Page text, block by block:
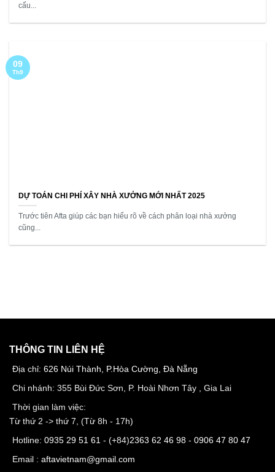
cấu...
DỰ TOÁN CHI PHÍ XÂY NHÀ XƯỞNG MỚI NHẤT 2025
Trước tiên Afta giúp các bạn hiểu rõ về cách phân loại nhà xưởng
cũng...
09
Th9
THÔNG TIN LIÊN HỆ
Địa chỉ: 626 Núi Thành, P.Hòa Cường, Đà Nẵng
Chi nhánh: 355 Bùi Đức Sơn, P. Hoài Nhơn Tây , Gia Lai
Thời gian làm việc:
Từ thứ 2 -> thứ 7, (Từ 8h - 17h)
Hotline: 0935 29 51 61 - (+84)2363 62 46 98 - 0906 47 80 47
Email : aftavietnam@gmail.com